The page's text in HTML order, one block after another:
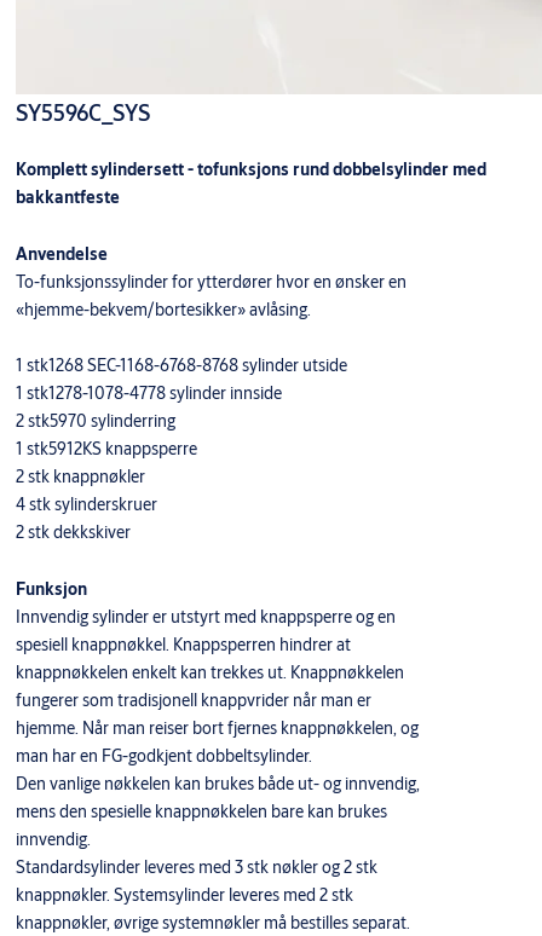
SY5596C_SYS
Komplett sylindersett - tofunksjons rund dobbelsylinder med
bakkantfeste
Anvendelse
To-funksjonssylinder for ytterdører hvor en ønsker en
«hjemme-bekvem/bortesikker» avlåsing.
1 stk1268 SEC-1168-6768-8768 sylinder utside
1 stk1278-1078-4778 sylinder innside
2 stk5970 sylinderring
1 stk5912KS knappsperre
2 stk knappnøkler
4 stk sylinderskruer
2 stk dekkskiver
Funksjon
Innvendig sylinder er utstyrt med knappsperre og en
spesiell knappnøkkel. Knappsperren hindrer at
knappnøkkelen enkelt kan trekkes ut. Knappnøkkelen
fungerer som tradisjonell knappvrider når man er
hjemme. Når man reiser bort fjernes knappnøkkelen, og
man har en FG-godkjent dobbeltsylinder.
Den vanlige nøkkelen kan brukes både ut- og innvendig,
mens den spesielle knappnøkkelen bare kan brukes
innvendig.
Standardsylinder leveres med 3 stk nøkler og 2 stk
knappnøkler. Systemsylinder leveres med 2 stk
knappnøkler, øvrige systemnøkler må bestilles separat.